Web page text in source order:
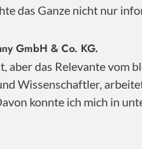
das Ganze nicht nur
GmbH & Co. KG.
aber das Relevante
Wissenschaftler,
konnte ich mich in